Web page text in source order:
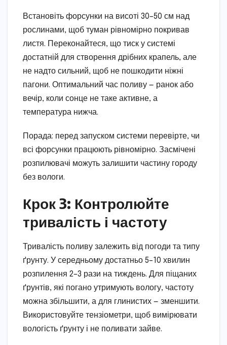
Встановіть форсунки на висоті 30–50 см над
рослинами, щоб туман рівномірно покривав
листя. Переконайтеся, що тиск у системі
достатній для створення дрібних крапель, але
не надто сильний, щоб не пошкодити ніжні
пагони. Оптимальний час поливу — ранок або
вечір, коли сонце не таке активне, а
температура нижча.
Порада: перед запуском системи перевірте, чи
всі форсунки працюють рівномірно. Засмічені
розпилювачі можуть залишити частину городу
без вологи.
Крок 3: Контролюйте
тривалість і частоту
Тривалість поливу залежить від погоди та типу
ґрунту. У середньому достатньо 5–10 хвилин
розпилення 2–3 рази на тиждень. Для піщаних
ґрунтів, які погано утримують вологу, частоту
можна збільшити, а для глинистих — зменшити.
Використовуйте тензіометри, щоб вимірювати
вологість ґрунту і не поливати зайве.